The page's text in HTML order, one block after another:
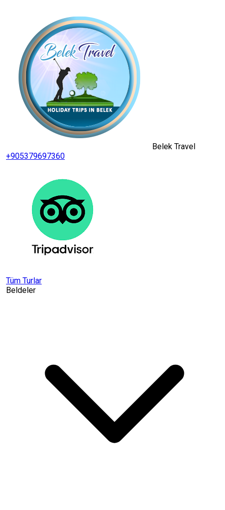
Belek Travel
+905379697360
Tüm Turlar
Beldeler